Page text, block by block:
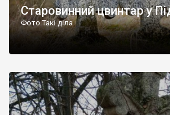
Старовинний цвинтар у
Фото Такі діла